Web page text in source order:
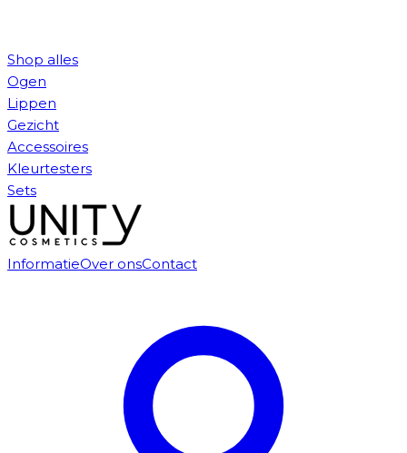
Shop alles
Ogen
Lippen
Gezicht
Accessoires
Kleurtesters
Sets
InformatieOver onsContact